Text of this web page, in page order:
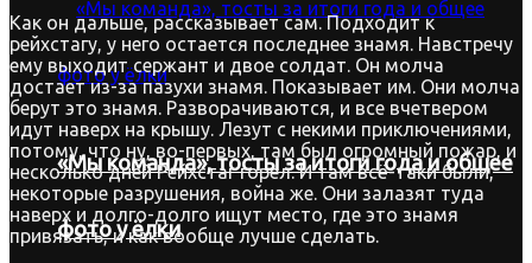
«Мы команда», тосты за итоги года и общее
фото у ёлки
Как он дальше, рассказывает сам. Подходит к
рейхстагу, у него остается последнее знамя. Навстречу
ему выходит сержант и двое солдат. Он молча
достает из-за пазухи знамя. Показывает им. Они молча
берут это знамя. Разворачиваются, и все вчетвером
идут наверх на крышу. Лезут с некими приключениями,
потому, что ну, во-первых, там был огромный пожар, и
несколько дней Рейхстаг горел. И там всё-таки были,
некоторые разрушения, война же. Они залазят туда
наверх и долго-долго ищут место, где это знамя
привязать, и как вообще лучше сделать.